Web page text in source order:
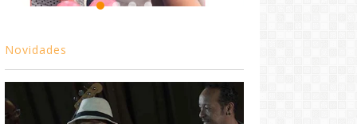
Novidades